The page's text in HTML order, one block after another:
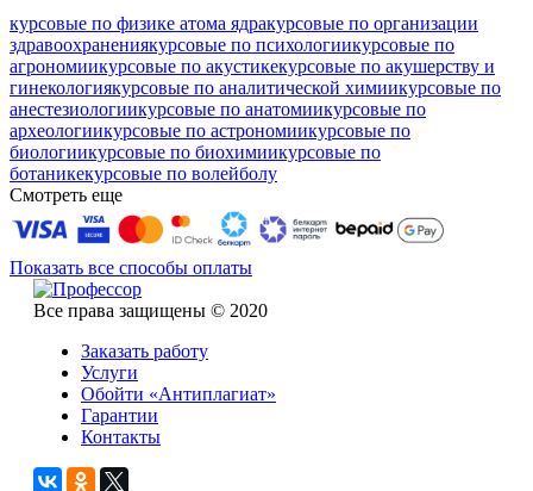
курсовые по физике атома ядракурсовые по организации
здравоохранениякурсовые по психологиикурсовые по
агрономиикурсовые по акустикекурсовые по акушерству и
гинекологиякурсовые по аналитической химиикурсовые по
анестезиологиикурсовые по анатомиикурсовые по
археологиикурсовые по астрономиикурсовые по
биологиикурсовые по биохимиикурсовые по
ботаникекурсовые по волейболу
Смотреть еще
Показать все способы оплаты
Все права защищены © 2020
Заказать работу
Услуги
Обойти «Антиплагиат»
Гарантии
Контакты